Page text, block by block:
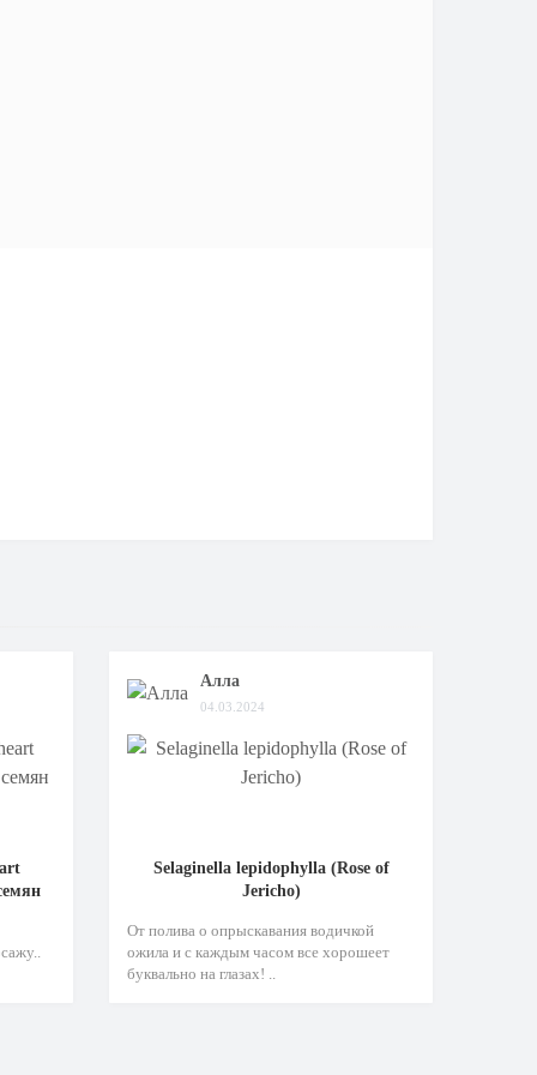
Алла
04.03.2024
Selaginella lepidophylla (Rose of
Jericho)
От полива о опрыскавания водичкой
ожила и с каждым часом все хорошеет
буквально на глазах! ..